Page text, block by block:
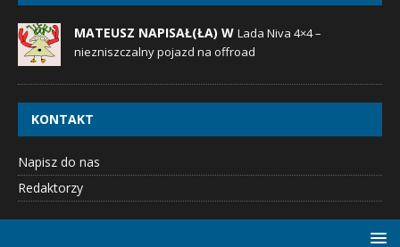
MATEUSZ NAPISAŁ(ŁA) W Lada Niva 4×4 –
niezniszczalny pojazd na offroad
KONTAKT
Napisz do nas
Redaktorzy